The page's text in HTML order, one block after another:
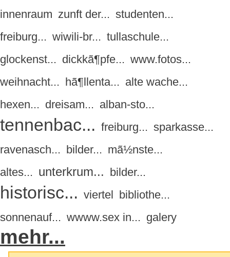
innenraum zunft der... studenten...
freiburg... wiwili-br... tullaschule...
glockenst... dickkã¶pfe... www.fotos...
weihnacht... hã¶llenta... alte wache...
hexen... dreisam... alban-sto...
tennenbac... freiburg... sparkasse...
ravenasch... bilder... mã½nste...
altes... unterkrum... bilder...
historisc... viertel bibliothe...
sonnenauf... wwww.sex in... galery
mehr...